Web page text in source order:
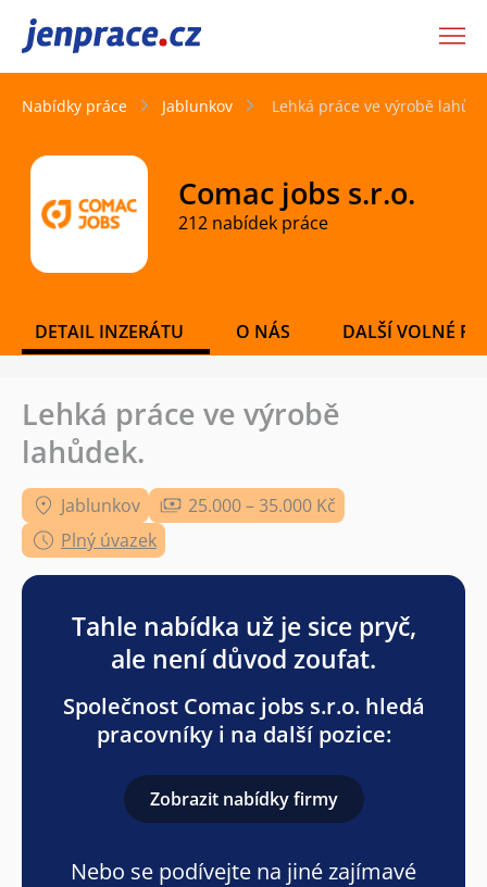
JenPráce.cz
Nabídky práce Jablunkov Lehká práce ve výrobě
Comac jobs s.r.o.
212 nabídek práce
DETAIL INZERÁTU O NÁS DALŠÍ VOLNÉ
Lehká práce ve výrobě
lahůdek.
Jablunkov
25.000 – 35.000 Kč
Plný úvazek
Tahle nabídka už je sice pryč,
ale není důvod zoufat.
Společnost Comac jobs s.r.o. hledá
pracovníky i na další pozice:
Zobrazit nabídky firmy
Nebo se podívejte na jiné zajímavé